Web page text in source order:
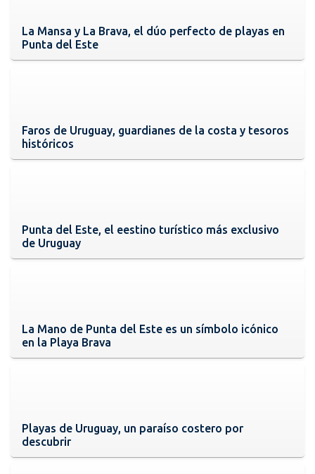
La Mansa y La Brava, el dúo perfecto de playas en
Punta del Este
Faros de Uruguay, guardianes de la costa y tesoros
históricos
Punta del Este, el eestino turístico más exclusivo
de Uruguay
La Mano de Punta del Este es un símbolo icónico
en la Playa Brava
Playas de Uruguay, un paraíso costero por
descubrir